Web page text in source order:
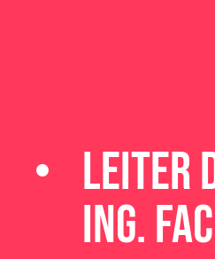
leiter
ing.